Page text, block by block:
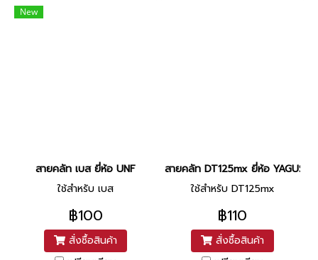
New
สายคลัท เบส ยี่ห้อ UNF
ใช้สำหรับ เบส
฿100
สั่งซื้อสินค้า
สายคลัท DT125mx ยี่ห้อ YAGUSO
ใช้สำหรับ DT125mx
฿110
สั่งซื้อสินค้า